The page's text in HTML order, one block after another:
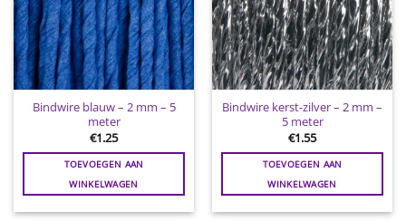
Bindwire blauw – 2 mm – 5
meter
€1.25
TOEVOEGEN AAN
WINKELWAGEN
Bindwire kerst-zilver – 2 mm –
5 meter
€1.55
TOEVOEGEN AAN
WINKELWAGEN